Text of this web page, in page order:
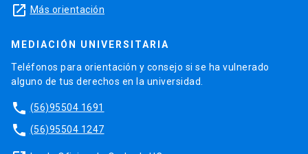
launch Más orientación
MEDIACIÓN UNIVERSITARIA
Teléfonos para orientación y consejo si se ha vulnerado
alguno de tus derechos en la universidad.
phone (56)95504 1691
phone (56)95504 1247